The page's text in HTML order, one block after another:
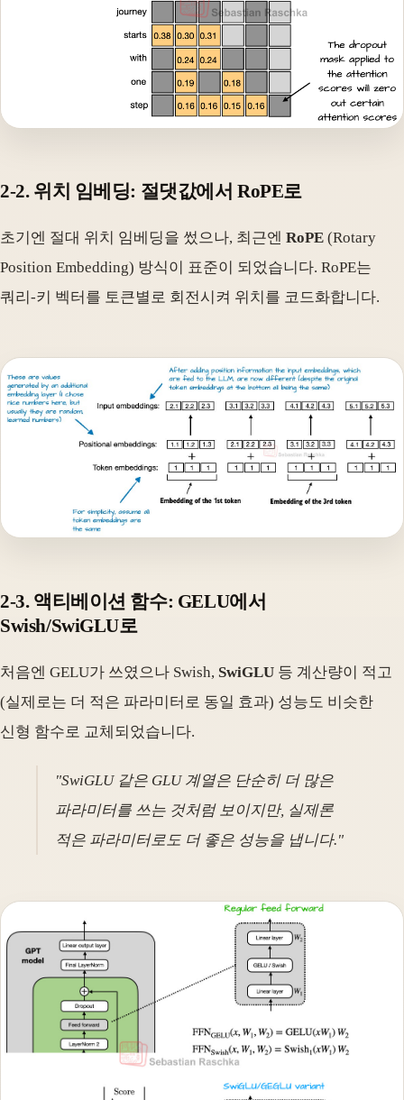
2-2. 위치 임베딩: 절댓값에서 RoPE로
초기엔 절대 위치 임베딩을 썼으나, 최근엔 RoPE (Rotary
Position Embedding) 방식이 표준이 되었습니다. RoPE는
쿼리-키 벡터를 토큰별로 회전시켜 위치를 코드화합니다.
2-3. 액티베이션 함수: GELU에서
Swish/SwiGLU로
처음엔 GELU가 쓰였으나 Swish, SwiGLU 등 계산량이 적고
(실제로는 더 적은 파라미터로 동일 효과) 성능도 비슷한
신형 함수로 교체되었습니다.
"SwiGLU 같은 GLU 계열은 단순히 더 많은
파라미터를 쓰는 것처럼 보이지만, 실제론
적은 파라미터로도 더 좋은 성능을 냅니다."